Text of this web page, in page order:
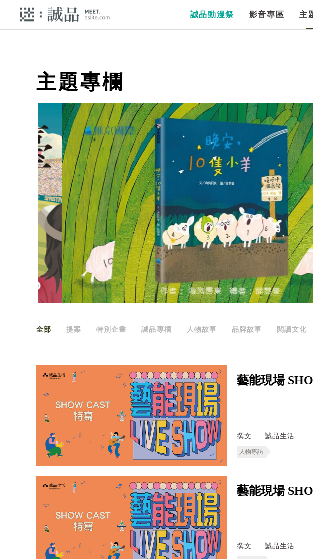
誠品動漫祭 影音專區 主
主題專欄
全部 提案 特別企畫 誠品專欄 人物故事 品牌故事 閱讀文化
藝能現場
撰文 誠品生活
人物專訪
藝能現場
撰文 誠品生活